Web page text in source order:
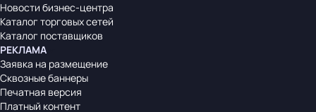
Новости бизнес-центра
Каталог торговых сетей
Каталог поставщиков
РЕКЛАМА
Заявка на размещение
Сквозные баннеры
Печатная версия
Платный контент